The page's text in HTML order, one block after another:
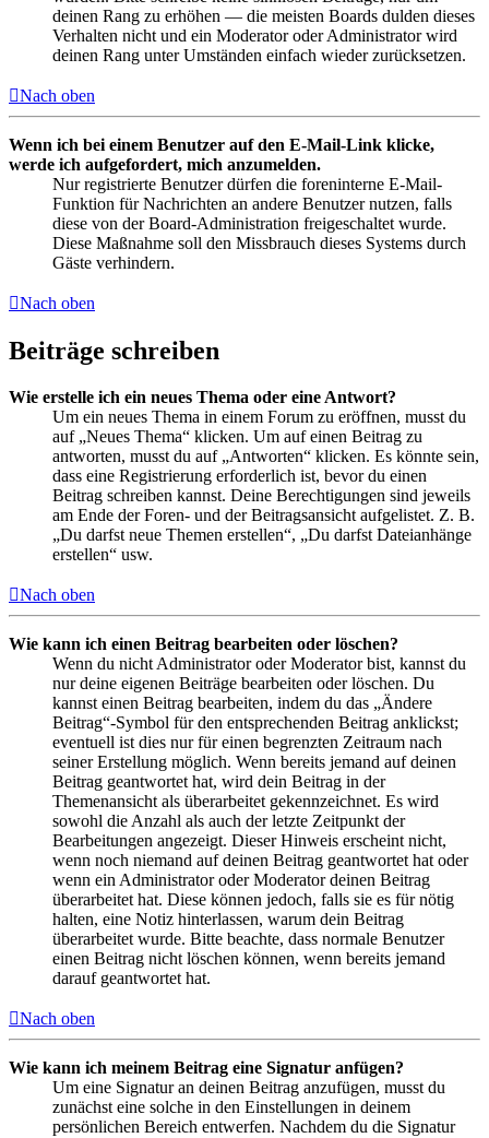
deinen Rang zu erhöhen — die meisten Boards dulden dieses
Verhalten nicht und ein Moderator oder Administrator wird
deinen Rang unter Umständen einfach wieder zurücksetzen.
Nach oben
Wenn ich bei einem Benutzer auf den E-Mail-Link klicke,
werde ich aufgefordert, mich anzumelden.
Nur registrierte Benutzer dürfen die foreninterne E-Mail-
Funktion für Nachrichten an andere Benutzer nutzen, falls
diese von der Board-Administration freigeschaltet wurde.
Diese Maßnahme soll den Missbrauch dieses Systems durch
Gäste verhindern.
Nach oben
Beiträge schreiben
Wie erstelle ich ein neues Thema oder eine Antwort?
Um ein neues Thema in einem Forum zu eröffnen, musst du
auf „Neues Thema“ klicken. Um auf einen Beitrag zu
antworten, musst du auf „Antworten“ klicken. Es könnte sein,
dass eine Registrierung erforderlich ist, bevor du einen
Beitrag schreiben kannst. Deine Berechtigungen sind jeweils
am Ende der Foren- und der Beitragsansicht aufgelistet. Z. B.
„Du darfst neue Themen erstellen“, „Du darfst Dateianhänge
erstellen“ usw.
Nach oben
Wie kann ich einen Beitrag bearbeiten oder löschen?
Wenn du nicht Administrator oder Moderator bist, kannst du
nur deine eigenen Beiträge bearbeiten oder löschen. Du
kannst einen Beitrag bearbeiten, indem du das „Ändere
Beitrag“-Symbol für den entsprechenden Beitrag anklickst;
eventuell ist dies nur für einen begrenzten Zeitraum nach
seiner Erstellung möglich. Wenn bereits jemand auf deinen
Beitrag geantwortet hat, wird dein Beitrag in der
Themenansicht als überarbeitet gekennzeichnet. Es wird
sowohl die Anzahl als auch der letzte Zeitpunkt der
Bearbeitungen angezeigt. Dieser Hinweis erscheint nicht,
wenn noch niemand auf deinen Beitrag geantwortet hat oder
wenn ein Administrator oder Moderator deinen Beitrag
überarbeitet hat. Diese können jedoch, falls sie es für nötig
halten, eine Notiz hinterlassen, warum dein Beitrag
überarbeitet wurde. Bitte beachte, dass normale Benutzer
einen Beitrag nicht löschen können, wenn bereits jemand
darauf geantwortet hat.
Nach oben
Wie kann ich meinem Beitrag eine Signatur anfügen?
Um eine Signatur an deinen Beitrag anzufügen, musst du
zunächst eine solche in den Einstellungen in deinem
persönlichen Bereich entwerfen. Nachdem du die Signatur